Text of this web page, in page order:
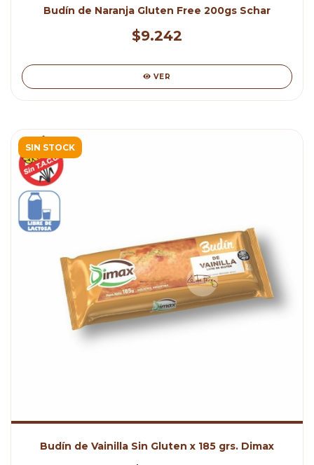
Budín de Naranja Gluten Free 200gs Schar
$9.242
VER
SIN STOCK
Budín de Vainilla Sin Gluten x 185 grs. Dimax